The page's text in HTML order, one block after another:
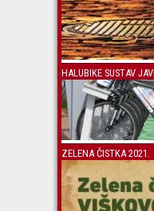
HALUBIKE SUSTAV
ZELENA ČISTKA 2021.